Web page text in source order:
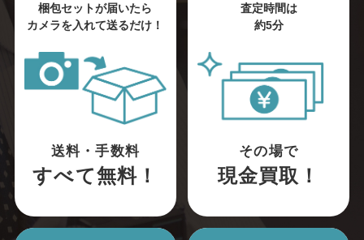
梱包セットが届いたら
カメラを入れて送るだけ！
送料・手数料
すべて無料！
査定時間は
約5分
その場で
現金買取！